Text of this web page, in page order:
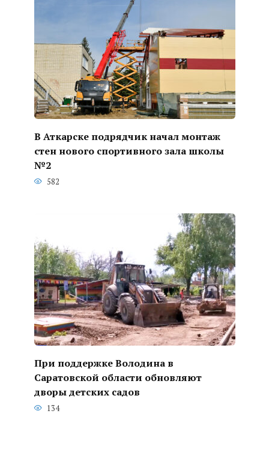
В Аткарске подрядчик начал монтаж
стен нового спортивного зала школы
№2
582
При поддержке Володина в
Саратовской области обновляют
дворы детских садов
134